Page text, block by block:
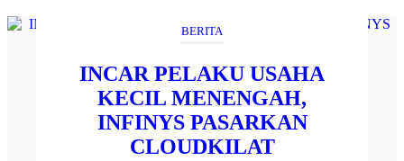
BERITA
INCAR PELAKU USAHA
KECIL MENENGAH,
INFINYS PASARKAN
CLOUDKILAT